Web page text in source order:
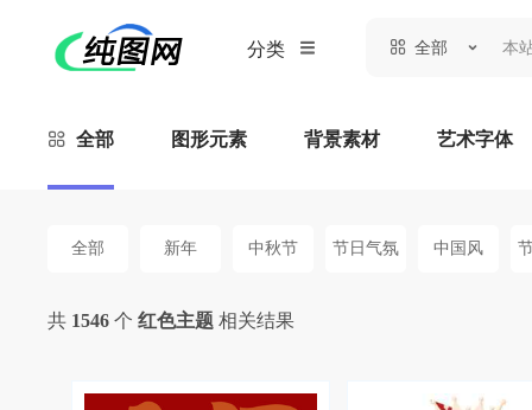
分类 全部
全部 图形元素 背景素材 艺术字体
全部 新年 中秋节 节日气氛 中国风
共 1546 个 红色主题 相关结果